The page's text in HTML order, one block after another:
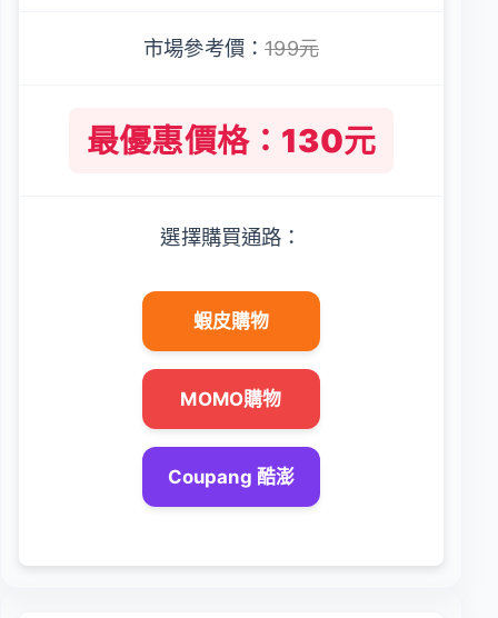
市場參考價：199元
最優惠價格：130元
選擇購買通路：
蝦皮購物
MOMO購物
Coupang 酷澎